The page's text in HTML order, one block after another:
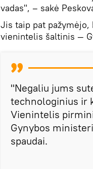
vadas", – sakė
Jis taip pat
vienintelis šaltinis —
"Negaliu jums
technologinius ir
Vienintelis
Gynybos
spaudai.